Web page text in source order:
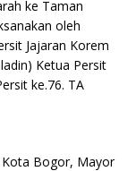
ke Taman
oleh
Jajaran Korem
Ketua Persit
ke.76. TA
Kota Bogor, Mayor